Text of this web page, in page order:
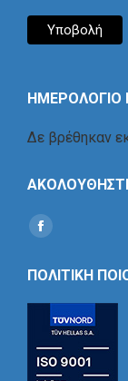
ΗΜΕΡΟΛΟΓΙΟ
Δε βρέθηκαν
Find us on:
Social
ΠΟΛΙΤΙΚΗ